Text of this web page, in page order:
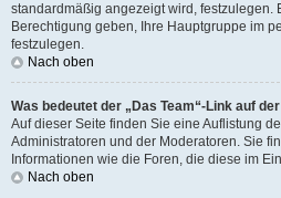
standardmäßig angezeigt wird, festzulegen.
Berechtigung geben, Ihre Hauptgruppe im
festzulegen.
Nach oben
Was bedeutet der „Das Team“-Link auf
Auf dieser Seite finden Sie eine Auflistung
Administratoren und der Moderatoren. Sie
Informationen wie die Foren, die diese im
Nach oben